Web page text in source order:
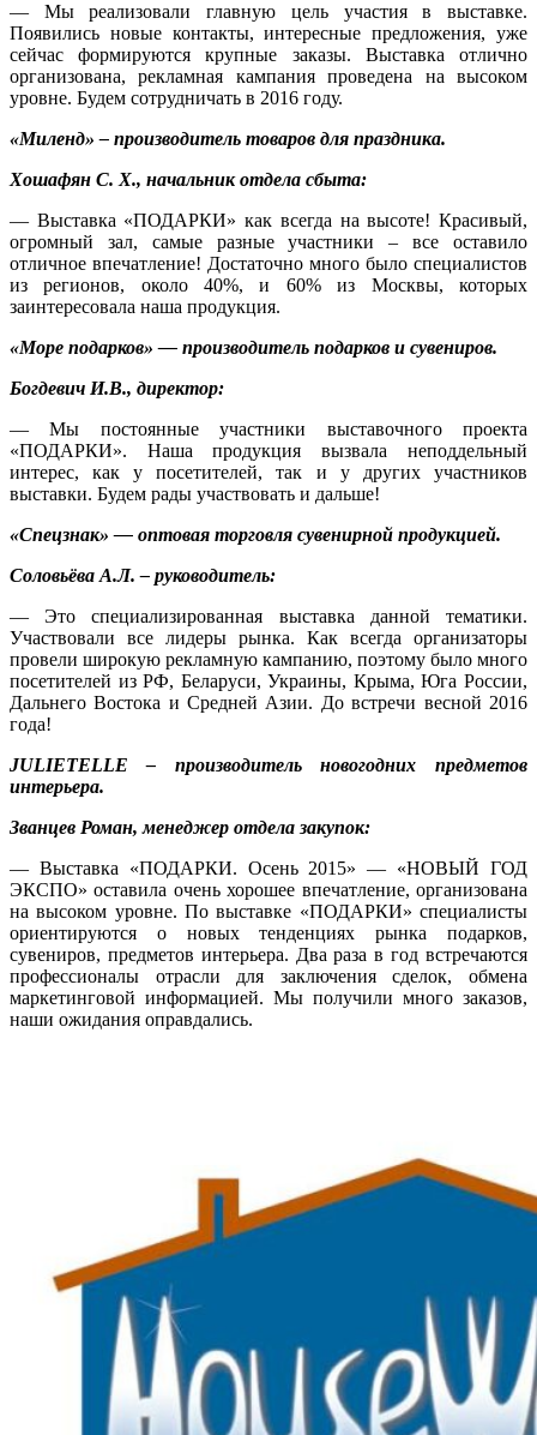
— Мы реализовали главную цель участия в выставке.
Появились новые контакты, интересные предложения, уже
сейчас формируются крупные заказы. Выставка отлично
организована, рекламная кампания проведена на высоком
уровне. Будем сотрудничать в 2016 году.
«Миленд» – производитель товаров для праздника.
Хошафян С. Х., начальник отдела сбыта:
— Выставка «ПОДАРКИ» как всегда на высоте! Красивый,
огромный зал, самые разные участники – все оставило
отличное впечатление! Достаточно много было специалистов
из регионов, около 40%, и 60% из Москвы, которых
заинтересовала наша продукция.
«Море подарков» — производитель подарков и сувениров.
Богдевич И.В., директор:
— Мы постоянные участники выставочного проекта
«ПОДАРКИ». Наша продукция вызвала неподдельный
интерес, как у посетителей, так и у других участников
выставки. Будем рады участвовать и дальше!
«Спецзнак» — оптовая торговля сувенирной продукцией.
Соловьёва А.Л. – руководитель:
— Это специализированная выставка данной тематики.
Участвовали все лидеры рынка. Как всегда организаторы
провели широкую рекламную кампанию, поэтому было много
посетителей из РФ, Беларуси, Украины, Крыма, Юга России,
Дальнего Востока и Средней Азии. До встречи весной 2016
года!
JULIETELLE – производитель новогодних предметов
интерьера.
Званцев Роман, менеджер отдела закупок:
— Выставка «ПОДАРКИ. Осень 2015» — «НОВЫЙ ГОД
ЭКСПО» оставила очень хорошее впечатление, организована
на высоком уровне. По выставке «ПОДАРКИ» специалисты
ориентируются о новых тенденциях рынка подарков,
сувениров, предметов интерьера. Два раза в год встречаются
профессионалы отрасли для заключения сделок, обмена
маркетинговой информацией. Мы получили много заказов,
наши ожидания оправдались.